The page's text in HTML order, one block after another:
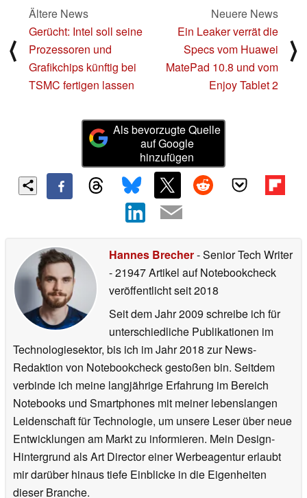
⟨
Ältere News
Gerücht: Intel soll seine
Prozessoren und
Grafikchips künftig bei
TSMC fertigen lassen
Neuere News
Ein Leaker verrät die
Specs vom Huawei
MatePad 10.8 und vom
Enjoy Tablet 2
⟩
Als bevorzugte Quelle
auf Google
hinzufügen
Hannes Brecher- Senior Tech Writer
- 21947 Artikel auf Notebookcheck
veröffentlichtseit 2018
Seit dem Jahr 2009 schreibe ich für
unterschiedliche Publikationen im
Technologiesektor, bis ich im Jahr 2018 zur News-
Redaktion von Notebookcheck gestoßen bin. Seitdem
verbinde ich meine langjährige Erfahrung im Bereich
Notebooks und Smartphones mit meiner lebenslangen
Leidenschaft für Technologie, um unsere Leser über neue
Entwicklungen am Markt zu informieren. Mein Design-
Hintergrund als Art Director einer Werbeagentur erlaubt
mir darüber hinaus tiefe Einblicke in die Eigenheiten
dieser Branche.